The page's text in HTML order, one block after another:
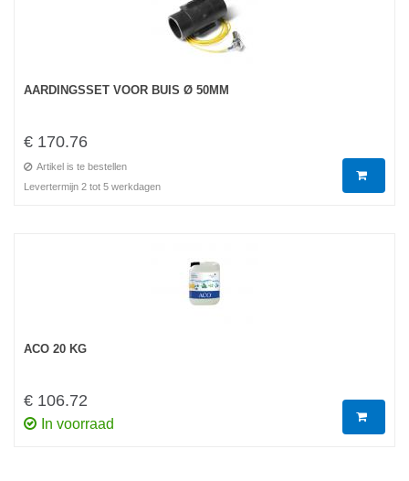
AARDINGSSET VOOR BUIS Ø 50MM
€ 170.76
Artikel is te bestellen
Levertermijn 2 tot 5 werkdagen
ACO 20 KG
€ 106.72
In voorraad